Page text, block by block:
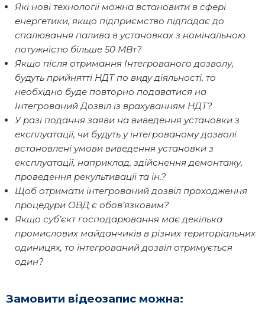
Які нові технології можна встановити в сфері
енергетики, якщо підприємство підпадає до
спалювання палива в установках з номінальною
потужністю більше 50 МВт?
Якщо після отримання Інтегрованого дозволу,
будуть прийнятті НДТ по виду діяльності, то
необхідно буде повторно подаватися на
Інтегрований Дозвіл із врахуванням НДТ?
У разі подання заяви на виведення установки з
експлуатації, чи будуть у інтегрованому дозволі
встановлені умови виведення установки з
експлуатації, наприклад, здійснення демонтажу,
проведення рекультивації та ін.?
Щоб отримати інтегрований дозвіл проходження
процедури ОВД є обов’язковим?
Якщо суб’єкт господарювання має декілька
промислових майданчиків в різних територіальних
одиницях, то інтегрований дозвіл отримується
один?
Замовити відеозапис можна: